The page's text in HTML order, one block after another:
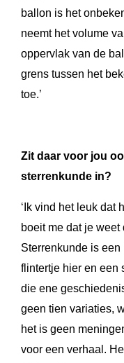
ballon is het
neemt het volume
oppervlak van de
grens tussen het
toe.’
Zit daar voor jou
sterrenkunde in?
‘Ik vind het leuk dat
boeit me dat je
Sterrenkunde is
flintertje hier en een
die ene
geen tien variaties,
het is geen
voor een verhaal.